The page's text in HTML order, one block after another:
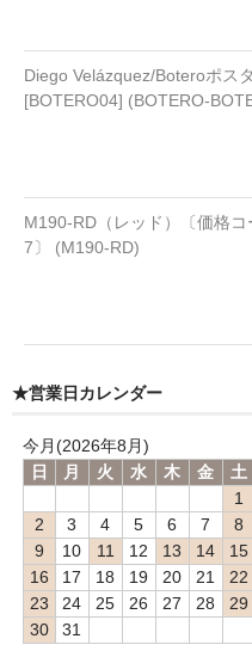
Diego Velázquez/Boteroポス
[BOTERO04] (BOTERO-
M190-RD（レッド）〔価格コ
7〕 (M190-RD)
★営業日カレンダー
今月(2026年8月)
日
月 火 水 木 金
土
1
2
3 4 5 6 7
8
9
10 11 12 13 14
15
16
17 18 19 20 21
22
23
24 25 26 27 28
29
30
31